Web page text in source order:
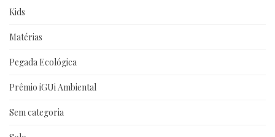
Kids
Matérias
Pegada Ecológica
Prêmio iGUi Ambiental
Sem categoria